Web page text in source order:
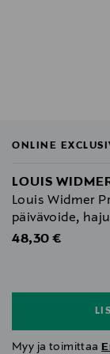
ONLINE
LOUIS
Louis Widmer
päivävoide,
Original Price
48,30 €
Myy ja toimittaa